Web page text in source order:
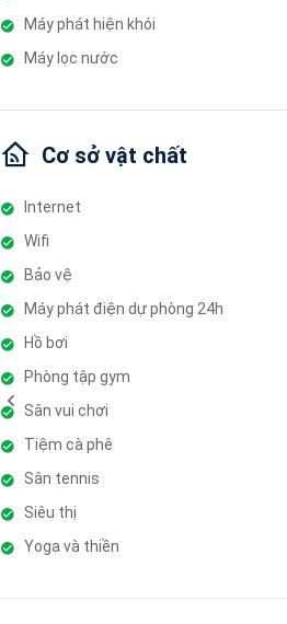
Máy phát hiện khói
Máy lọc nước
Cơ sở vật chất
Internet
Wifi
Bảo vệ
Máy phát điện dự phòng 24h
Hồ bơi
Phòng tập gym
Sân vui chơi
Tiệm cà phê
Sân tennis
Siêu thị
Yoga và thiền